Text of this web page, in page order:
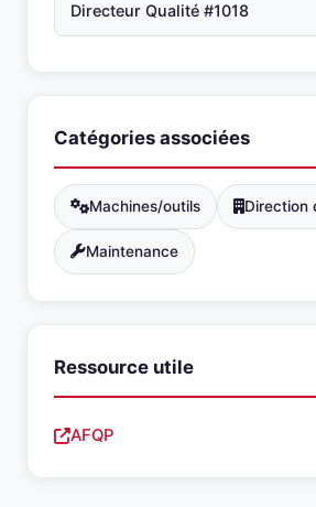
Directeur Qualité #1018
Catégories associées
Machines/outils Direction
Maintenance
Ressource utile
AFQP